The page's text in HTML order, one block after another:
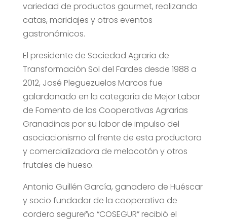
variedad de productos gourmet, realizando
catas, maridajes y otros eventos
gastronómicos.
El presidente de Sociedad Agraria de
Transformación Sol del Fardes desde 1988 a
2012, José Pleguezuelos Marcos fue
galardonado en la categoría de Mejor Labor
de Fomento de las Cooperativas Agrarias
Granadinas por su labor de impulso del
asociacionismo al frente de esta productora
y comercializadora de melocotón y otros
frutales de hueso.
Antonio Guillén García, ganadero de Huéscar
y socio fundador de la cooperativa de
cordero segureño “COSEGUR” recibió el